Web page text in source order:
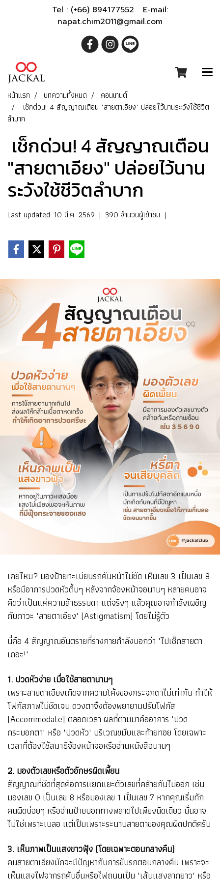
Tel : (+66) 894177552 E-mail:
napat.chim2011@gmail.com
หน้าแรก บทความทั้งหมด
คอนเทนต์
เช็กด่วน! 4 สัญญาณเตือน "สายตาเอียง" ปล่อยไว้นานระวังใช้ชีวิต
ลำบาก
เช็กด่วน! 4 สัญญาณเตือน
"สายตาเอียง" ปล่อยไว้นาน
ระวังใช้ชีวิตลำบาก
Last updated: 10 มี.ค. 2569 | 390 จำนวนผู้เข้าชม |
เคยไหม? มองป้ายทะเบียนรถคันหน้าไม่ชัด เห็นเลข 3 เป็นเลข 8
หรือมีอาการปวดหัวตึ้บๆ หลังจากจ้องหน้าจอนานๆ หลายคนอาจ
คิดว่าเป็นแค่ความล้าธรรมดา แต่จริงๆ แล้วคุณอาจกำลังเผชิญ
กับภาวะ "สายตาเอียง" (Astigmatism) โดยไม่รู้ตัว
นี่คือ 4 สัญญาณอันตรายที่ร่างกายกำลังบอกว่า "ไปเช็กสายตา
เถอะ!"
1. ปวดหัวง่าย เมื่อใช้สายตานานๆ
เพราะสายตาเอียงเกิดจากความโค้งของกระจกตาไม่เท่ากัน ทำให้
โฟกัสภาพไม่ชัดเจน ดวงตาจึงต้องพยายามปรับโฟกัส
(Accommodate) ตลอดเวลา ผลที่ตามมาคืออาการ "ปวด
กระบอกตา" หรือ "ปวดหัว" บริเวณขมับและท้ายทอย โดยเฉพาะ
เวลาที่ต้องใช้สมาธิจ้องหน้าจอหรืออ่านหนังสือนานๆ
2. มองตัวเลขหรือตัวอักษรผิดเพี้ยน
สัญญาณที่ชัดที่สุดคือการแยกแยะตัวเลขที่คล้ายกันไม่ออก เช่น
มองเลข 0 เป็นเลข 8 หรือมองเลข 1 เป็นเลข 7 หากคุณเริ่มทัก
คนผิดบ่อยๆ หรืออ่านป้ายบอกทางพลาดไปเพียงนิดเดียว นั่นอาจ
ไม่ใช่เพราะเบลอ แต่เป็นเพราะระนาบสายตาของคุณผิดปกติครับ
3. เห็นภาพเป็นแสงขาวฟุ้ง (โดยเฉพาะตอนกลางคืน)
คนสายตาเอียงมักจะมีปัญหากับการขับรถตอนกลางคืน เพราะจะ
เห็นแสงไฟจากรถคันอื่นหรือไฟถนนเป็น "เส้นแสงลากยาว" หรือ